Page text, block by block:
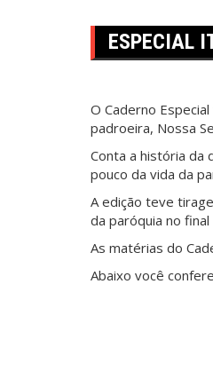
ESPECIAL
O Caderno
padroeira, Nossa
Conta a história da
pouco da vida da
A edição teve
da paróquia no
As matérias do
Abaixo você